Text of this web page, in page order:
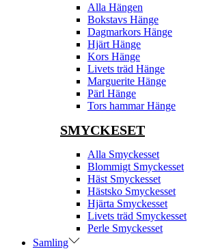
Alla Hängen
Bokstavs Hänge
Dagmarkors Hänge
Hjärt Hänge
Kors Hänge
Livets träd Hänge
Marguerite Hänge
Pärl Hänge
Tors hammar Hänge
SMYCKESET
Alla Smyckesset
Blommigt Smyckesset
Häst Smyckesset
Hästsko Smyckesset
Hjärta Smyckesset
Livets träd Smyckesset
Perle Smyckesset
Samling